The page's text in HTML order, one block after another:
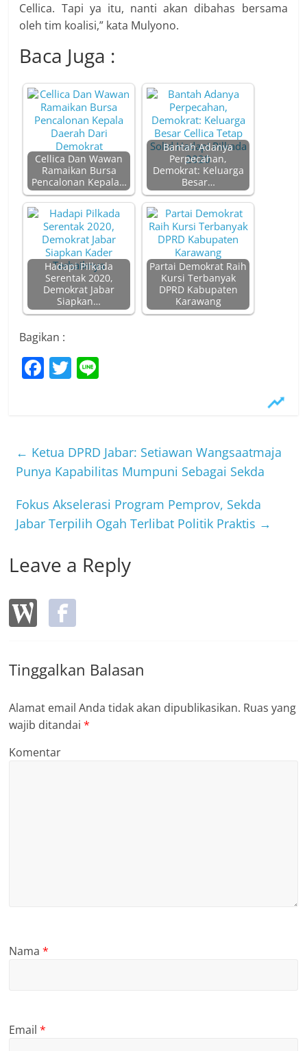
Cellica. Tapi ya itu, nanti akan dibahas bersama
oleh tim koalisi,” kata Mulyono.
Baca Juga :
Cellica Dan Wawan
Ramaikan Bursa
Pencalonan Kepala…
Bantah Adanya
Perpecahan,
Demokrat: Keluarga
Besar…
Hadapi Pilkada
Serentak 2020,
Demokrat Jabar
Siapkan…
Partai Demokrat Raih
Kursi Terbanyak
DPRD Kabupaten
Karawang
Bagikan :
F
b
o
o
k
T
← Ketua DPRD Jabar: Setiawan Wangsaatmaja
Punya Kapabilitas Mumpuni Sebagai Sekda
Fokus Akselerasi Program Pemprov, Sekda
Jabar Terpilih Ogah Terlibat Politik Praktis →
Leave a Reply
Tinggalkan Balasan
Alamat email Anda tidak akan dipublikasikan. Ruas yang
wajib ditandai*
Komentar
Nama*
Email*